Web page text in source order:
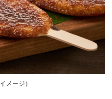
メージ）